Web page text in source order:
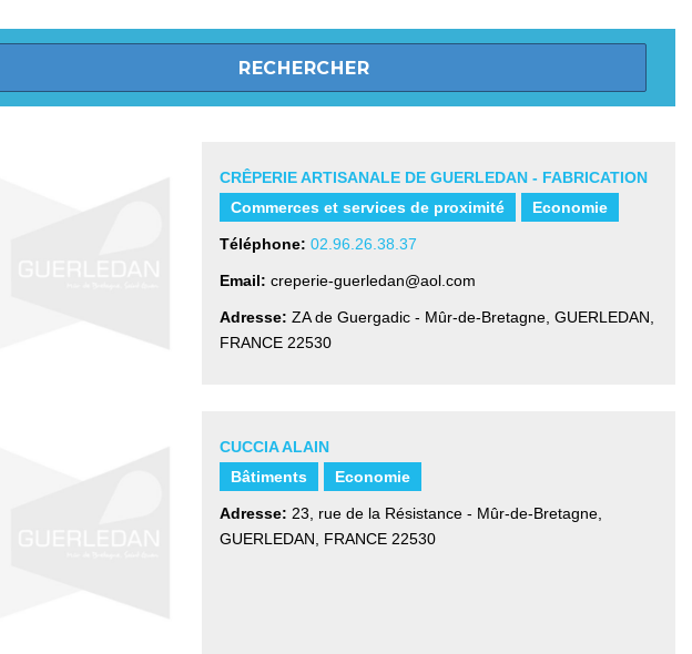
CRÊPERIE ARTISANALE DE GUERLEDAN - FABRICATION
Commerces et services de proximité
Economie
Téléphone: 02.96.26.38.37
Email: creperie-guerledan@aol.com
Adresse: ZA de Guergadic - Mûr-de-Bretagne, GUERLEDAN,
FRANCE 22530
CUCCIA ALAIN
Bâtiments
Economie
Adresse: 23, rue de la Résistance - Mûr-de-Bretagne,
GUERLEDAN, FRANCE 22530